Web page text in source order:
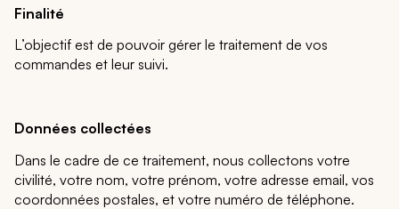
Finalité
L’objectif est de pouvoir gérer le traitement de vos
commandes et leur suivi.
Données collectées
Dans le cadre de ce traitement, nous collectons votre
civilité, votre nom, votre prénom, votre adresse email, vos
coordonnées postales, et votre numéro de téléphone.